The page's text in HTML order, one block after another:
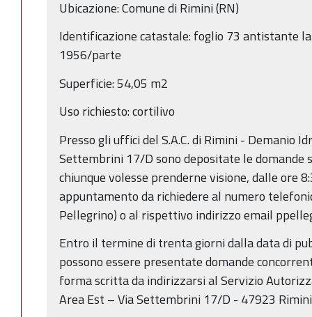
Ubicazione: Comune di Rimini (RN)
Identificazione catastale: foglio 73 antistante
1956/parte
Superficie: 54,05 m2
Uso richiesto: cortilivo
Presso gli uffici del S.A.C. di Rimini - Demanio
Settembrini 17/D sono depositate le domande
chiunque volesse prenderne visione, dalle ore
appuntamento da richiedere al numero
Pellegrino) o al rispettivo indirizzo email
Entro il termine di trenta giorni dalla data di
possono essere presentate domande
forma scritta da indirizzarsi al Servizio
Area Est – Via Settembrini 17/D - 47923